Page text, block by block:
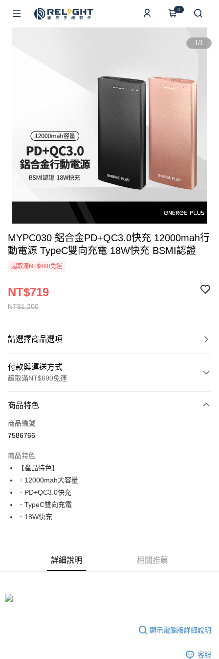
0
1/1
MYPC030 鋁合金PD+QC3.0快充 12000mah行
動電源 TypeC雙向充電 18W快充 BSMI認證
超取滿NT$690免運
NT$1,200
NT$719
請選擇商品選項
付款與運送方式
超取滿NT$690免運
信用卡一次付款
超商取貨付款
Apple Pay
街口支付
悠遊付
ATM付款
每筆NT$65，滿NT$690(含以上)免運費
商品特色
商品編號
7586766
商品特色
【產品特色】
．12000mah大容量
．PD+QC3.0快充
．TypeC雙向充電
．18W快充
詳細說明 相關推薦
顯示電腦版詳細說明
客服